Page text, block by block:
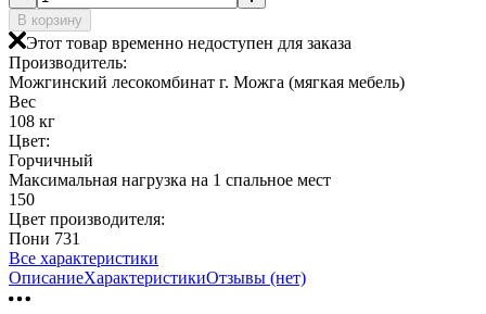
В корзину
Этот товар временно недоступен для заказа
Производитель:
Можгинский лесокомбинат г. Можга (мягкая мебель)
Вес
108 кг
Цвет:
Горчичный
Максимальная нагрузка на 1 спальное мест
150
Цвет производителя:
Пони 731
Все характеристики
ОписаниеХарактеристикиОтзывы (нет)